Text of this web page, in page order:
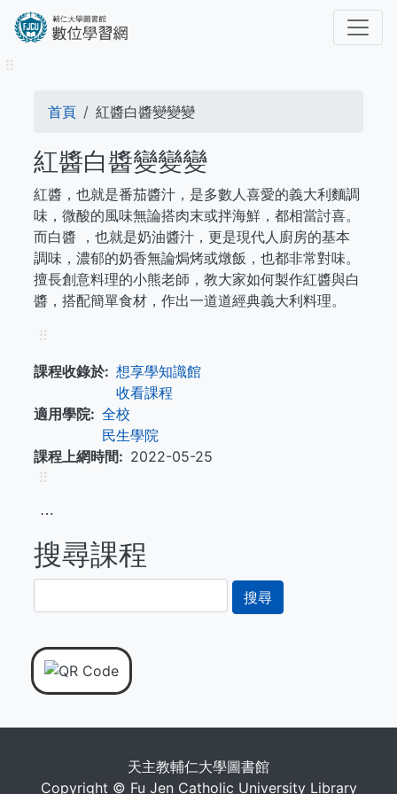
內
⠿
導
航
連
結
首頁 紅醬白醬變變變
紅醬白醬變變變
紅醬，也就是番茄醬汁，是多數人喜愛的義大利麵調
味，微酸的風味無論搭肉末或拌海鮮，都相當討喜。
而白醬 ，也就是奶油醬汁，更是現代人廚房的基本
調味，濃郁的奶香無論焗烤或燉飯，也都非常對味。
擅長創意料理的小熊老師，教大家如何製作紅醬與白
醬，搭配簡單食材，作出一道道經典義大利料理。
⠿
課程收錄於
想享學知識館
收看課程
適用學院
全校
民生學院
課程上網時間
2022-05-25
⠿
⋯
搜尋課程
尋
天主教輔仁大學圖書館
Copyright © Fu Jen Catholic University Library